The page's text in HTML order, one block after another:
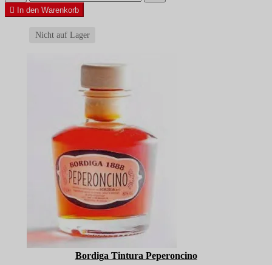

In den Warenkorb
Nicht auf Lager
Bordiga Tintura Peperoncino